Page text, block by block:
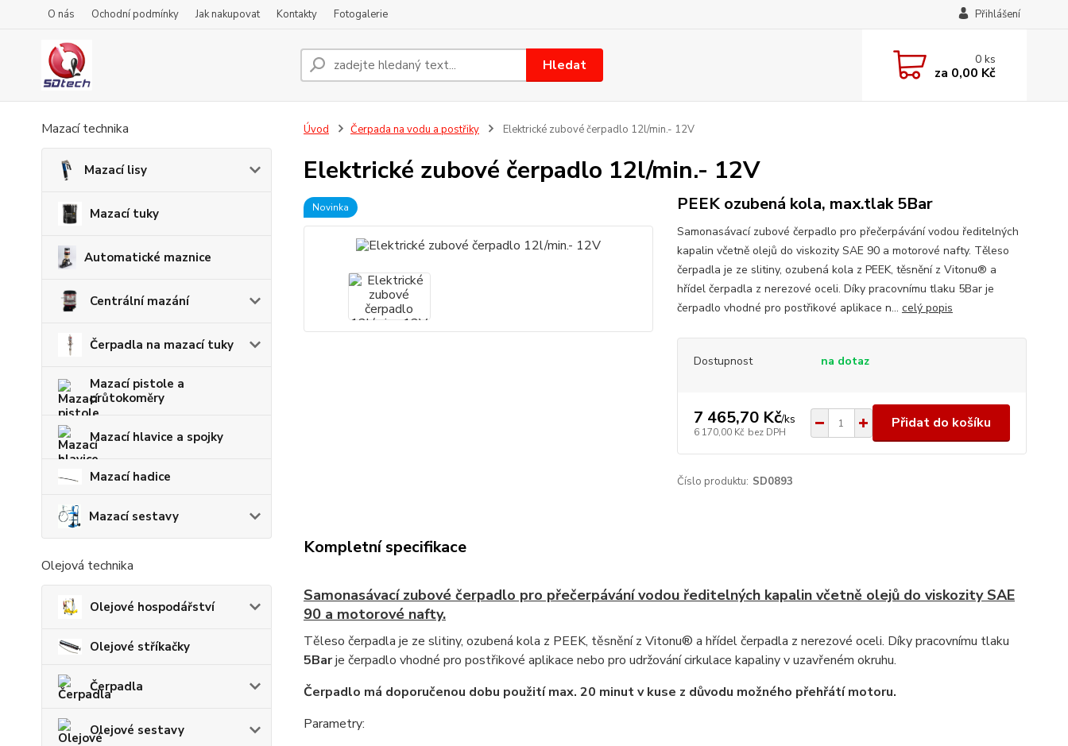
O nás Ochodní podmínky Jak nakupovat Kontakty Fotogalerie Přihlášení
Hledat 0ks
za 0,00 Kč
Mazací technika
Mazací lisy
Mazací tuky
Automatické maznice
Centrální mazání
Čerpadla na mazací tuky
Mazací pistole a
průtokoměry
Mazací hlavice a spojky
Mazací hadice
Mazací sestavy
Olejová technika
Olejové hospodářství
Olejové stříkačky
Čerpadla
Olejové sestavy
Úvod Čerpada na vodu a postřiky Elektrické zubové čerpadlo 12l/min.- 12V
Elektrické zubové čerpadlo 12l/min.- 12V
Novinka PEEK ozubená kola, max.tlak 5Bar
Samonasávací zubové čerpadlo pro přečerpávání vodou ředitelných
kapalin včetně olejů do viskozity SAE 90 a motorové nafty. Těleso
čerpadla je ze slitiny, ozubená kola z PEEK, těsnění z Vitonu® a
hřídel čerpadla z nerezové oceli. Díky pracovnímu tlaku 5Bar je
čerpadlo vhodné pro postřikové aplikace n... celý popis
Dostupnost na dotaz
7 465,70 Kč/ks
6 170,00 Kč bez DPH
Přidat do košíku
Číslo produktu: SD0893
Kompletní specifikace
Samonasávací zubové čerpadlo pro přečerpávání vodou ředitelných kapalin včetně olejů do viskozity SAE
90 a motorové nafty.
Těleso čerpadla je ze slitiny, ozubená kola z PEEK, těsnění z Vitonu® a hřídel čerpadla z nerezové oceli. Díky pracovnímu tlaku
5Barje čerpadlo vhodné pro postřikové aplikace nebo pro udržování cirkulace kapaliny v uzavřeném okruhu.
Čerpadlo má doporučenou dobu použití max. 20 minut v kuse z důvodu možného přehřátí motoru.
Parametry: